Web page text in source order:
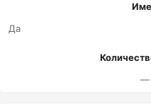
Да
—